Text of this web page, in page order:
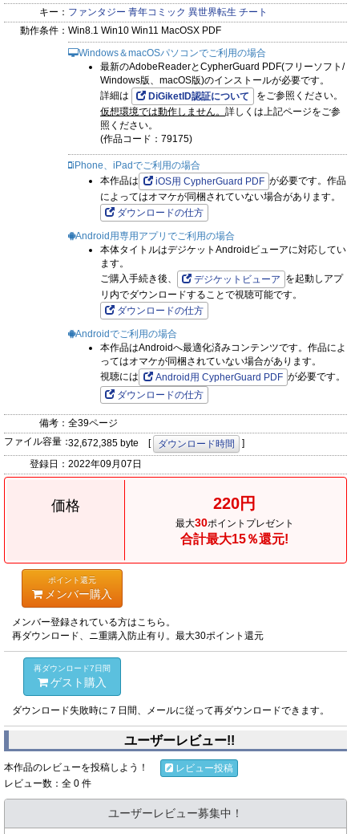
キー： ファンタジー 青年コミック 異世界転生 チート
動作条件： Win8.1 Win10 Win11 MacOSX PDF
Windows＆macOSパソコンでご利用の場合
最新のAdobeReaderとCypherGuard PDF(フリーソフト/
Windows版、macOS版)のインストールが必要です。
詳細は
DiGiketID認証について
をご参照ください。
仮想環境では動作しません。 詳しくは上記ページをご参
照ください。
(作品コード：79175)
iPhone、iPadでご利用の場合
本作品は
iOS用 CypherGuard PDF が必要です。作品
によってはオマケが同梱されていない場合があります。
ダウンロードの仕方
Android用専用アプリでご利用の場合
本体タイトルはデジケットAndroidビューアに対応してい
ます。
ご購入手続き後、
デジケットビューア を起動しアプ
リ内でダウンロードすることで視聴可能です。
ダウンロードの仕方
Androidでご利用の場合
本作品はAndroidへ最適化済みコンテンツです。作品によ
ってはオマケが同梱されていない場合があります。
視聴には
Android用 CypherGuard PDF が必要です。
ダウンロードの仕方
備考： 全39ページ
ファイル容量：32,672,385 byte [ ダウンロード時間
]
登録日： 2022年09月07日
価格 220円
最大30ポイントプレゼント
合計最大15％還元!
ポイント還元
メンバー購入
メンバー登録されている方はこちら。
再ダウンロード、ニ重購入防止有り。最大30ポイント還元
再ダウンロード7日間
ゲスト購入
ダウンロード失敗時に７日間、メールに従って再ダウンロードできます。
ユーザーレビュー!!
本作品のレビューを投稿しよう！
レビュー投稿
レビュー数：全 0 件
ユーザーレビュー募集中！